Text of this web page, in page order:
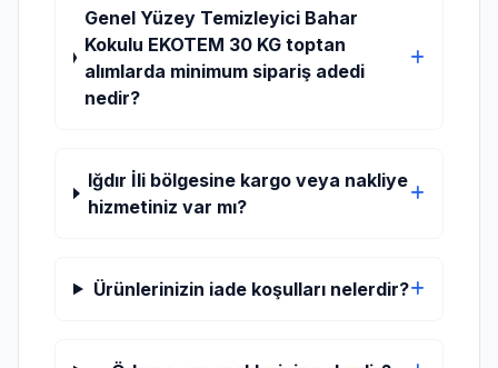
Genel Yüzey Temizleyici Bahar
Kokulu EKOTEM 30 KG toptan
alımlarda minimum sipariş adedi
nedir?
Iğdır İli bölgesine kargo veya nakliye
hizmetiniz var mı?
Ürünlerinizin iade koşulları nelerdir?